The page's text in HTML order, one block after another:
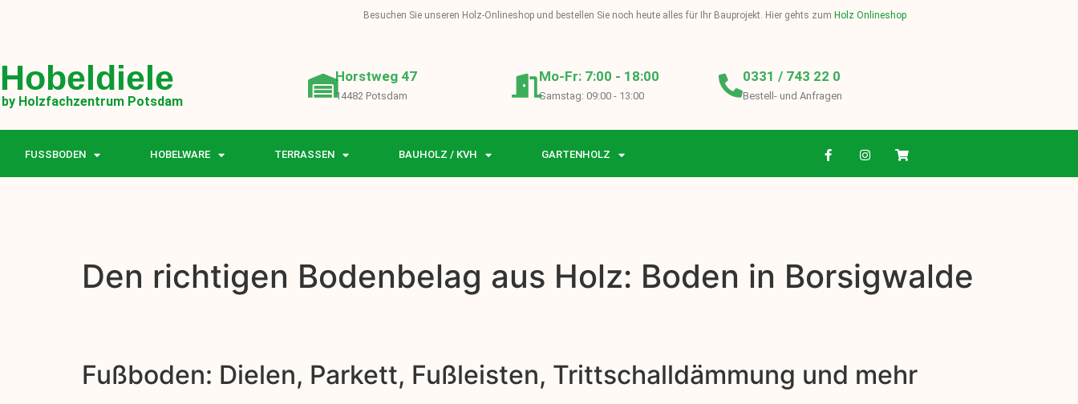
Besuchen Sie unseren Holz-Onlineshop und bestellen Sie noch heute alles für Ihr Bauprojekt. Hier gehts zum Holz Onlineshop
Hobeldiele
by Holzfachzentrum Potsdam
Horstweg 47
14482 Potsdam
Mo-Fr: 7:00 - 18:00
Samstag: 09:00 - 13:00
0331 / 743 22 0
Bestell- und Anfragen
FUSSBODEN HOBELWARE TERRASSEN BAUHOLZ / KVH GARTENHOLZ
Den richtigen Bodenbelag aus Holz: Boden in Borsigwalde
Fußboden: Dielen, Parkett, Fußleisten, Trittschalldämmung und mehr